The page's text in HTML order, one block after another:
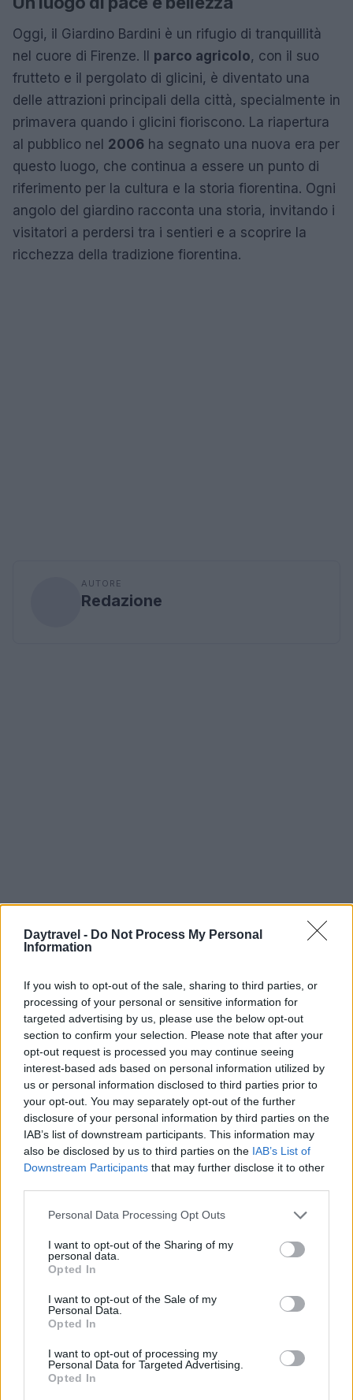
Daytravel - Do Not Process My Personal
Information
If you wish to opt-out of the sale, sharing to third parties, or
processing of your personal or sensitive information for
targeted advertising by us, please use the below opt-out
section to confirm your selection. Please note that after your
opt-out request is processed you may continue seeing
interest-based ads based on personal information utilized by
us or personal information disclosed to third parties prior to
your opt-out. You may separately opt-out of the further
disclosure of your personal information by third parties on the
IAB’s list of downstream participants. This information may
also be disclosed by us to third parties on the IAB’s List of
Downstream Participants that may further disclose it to other
Please note that this website/app uses one or more Google
not limited to your visit or usage behaviour. You may click to
grant or deny consent to Google and its third-party tags to
use your data for below specified purposes in below Google
consent section.
Personal Data Processing Opt Outs
I want to opt-out of the Sharing of my
personal data.
Opted In
I want to opt-out of the Sale of my
Personal Data.
Opted In
I want to opt-out of processing my
Personal Data for Targeted Advertising.
Opted In
Oggi, il Giardino Bardini è un rifugio di tranquillità
nel cuore di Firenze. Il parco agricolo, con il suo
frutteto e il pergolato di glicini, è diventato una
delle attrazioni principali della città, specialmente in
primavera quando i glicini fioriscono. La riapertura
al pubblico nel 2006 ha segnato una nuova era per
questo luogo, che continua a essere un punto di
riferimento per la cultura e la storia fiorentina. Ogni
angolo del giardino racconta una storia, invitando i
visitatori a perdersi tra i sentieri e a scoprire la
ricchezza della tradizione fiorentina.
AUTORE
Redazione
Continua a leggere
1 GIORNO OUT
Gita in bici di un giorno: piano sicuro, semplice e
Beatrice Beretta · 10 Ago 2026